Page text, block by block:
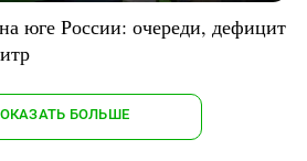
юге России: очереди, дефицит
БОЛЬШЕ